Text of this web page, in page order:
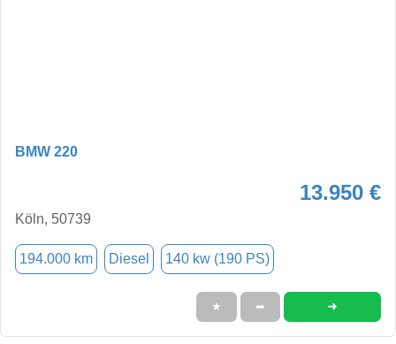
BMW 220
13.950 €
Köln, 50739
194.000 km Diesel 140 kw (190 PS)
★ ➦ ➜